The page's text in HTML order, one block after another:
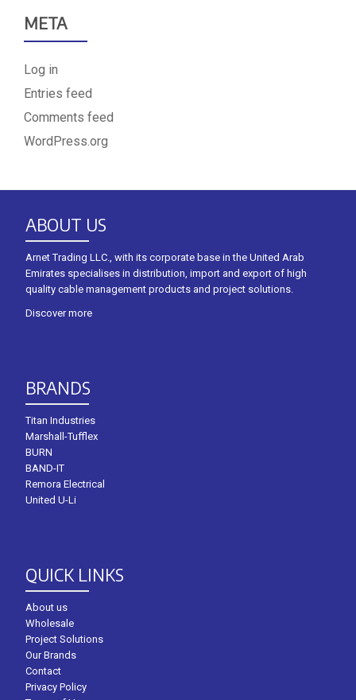
META
Log in
Entries feed
Comments feed
WordPress.org
ABOUT US
Arnet Trading LLC., with its corporate base in the United Arab
Emirates specialises in distribution, import and export of high
quality cable management products and project solutions.
Discover more
BRANDS
Titan Industries
Marshall-Tufflex
BURN
BAND-IT
Remora Electrical
United U-Li
QUICK LINKS
About us
Wholesale
Project Solutions
Our Brands
Contact
Privacy Policy